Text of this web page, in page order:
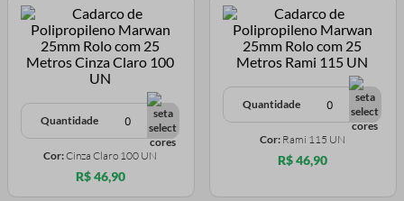
Quantidade
Cor:Cinza Claro 100 UN
R$ 46,90
Quantidade
Cor: Rami 115 UN
R$ 46,90